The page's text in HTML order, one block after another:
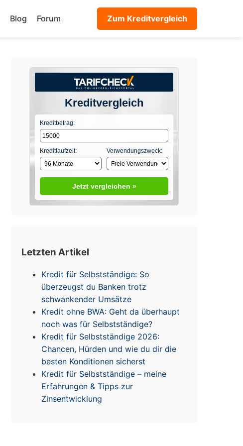
Blog Forum Zum Kreditvergleich
Kreditvergleich
Kreditbetrag:
Kreditlaufzeit: Verwendungszweck:
Jetzt vergleichen »
Letzten Artikel
Kredit für Selbstständige: So
überzeugst du Banken trotz
schwankender Umsätze
Kredit ohne BWA: Geht da überhaupt
noch was für Selbstständige?
Kredit für Selbstständige 2026:
Chancen, Hürden und wie du dir die
besten Konditionen sicherst
Kredit für Selbstständige – meine
Erfahrungen & Tipps zur
Zinsentwicklung